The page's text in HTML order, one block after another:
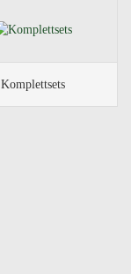
Komplettsets